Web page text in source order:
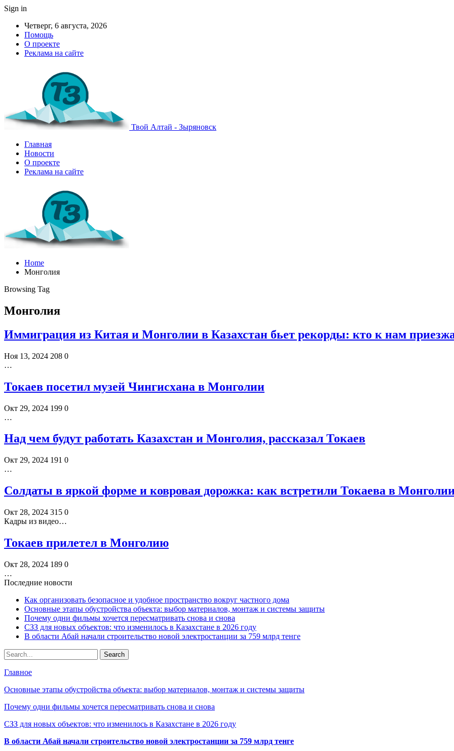
Sign in
Четверг, 6 августа, 2026
Помощь
О проекте
Реклама на сайте
Твой Алтай - Зыряновск
Главная
Новости
О проекте
Реклама на сайте
Home
Монголия
Browsing Tag
Монголия
Иммиграция из Китая и Монголии в Казахстан бьет рекорды: кто к нам
Ноя 13, 2024 208 0
…
Токаев посетил музей Чингисхана в Монголии
Окт 29, 2024 199 0
…
Над чем будут работать Казахстан и Монголия, рассказал Токаев
Окт 29, 2024 191 0
…
Солдаты в яркой форме и ковровая дорожка: как встретили Токаева в
Окт 28, 2024 315 0
Кадры из видео…
Токаев прилетел в Монголию
Окт 28, 2024 189 0
…
Последние новости
Как организовать безопасное и удобное пространство вокруг частного дома
Основные этапы обустройства объекта: выбор материалов, монтаж и системы защиты
Почему одни фильмы хочется пересматривать снова и снова
СЗЗ для новых объектов: что изменилось в Казахстане в 2026 году
В области Абай начали строительство новой электростанции за 759 млрд тенге
Главное
Основные этапы обустройства объекта: выбор материалов, монтаж и системы защиты
Почему одни фильмы хочется пересматривать снова и снова
СЗЗ для новых объектов: что изменилось в Казахстане в 2026 году
В области Абай начали строительство новой электростанции за 759 млрд тенге